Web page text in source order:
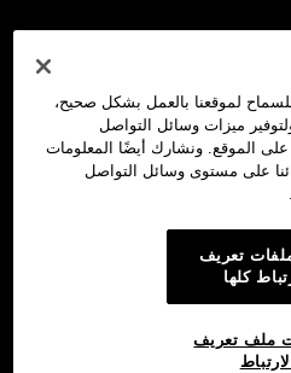
لموقعنا بالعمل بشكل صحيح،
ميزات وسائل التواصل
على الموقع. ونشارك أيضًا المعلومات
على مستوى وسائل التواصل
تعريف
كلها
ملف تعريف